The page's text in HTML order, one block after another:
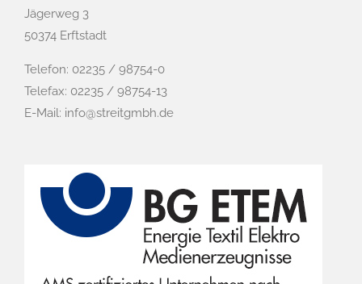
Jägerweg 3
50374 Erftstadt
Telefon: 02235 / 98754-0
Telefax: 02235 / 98754-13
E-Mail: info@streitgmbh.de